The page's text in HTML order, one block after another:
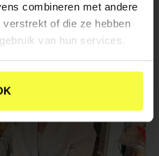
combineren met andere
of die ze hebben
van hun services.
CASES